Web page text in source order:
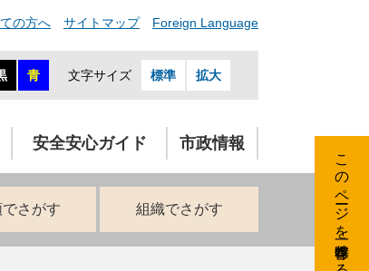
の方へ サイトマップ Foreign Language
青 文字サイズ 標準 拡大
安全安心ガイド 市政情報
さがす 組織でさがす このページを一時保存する